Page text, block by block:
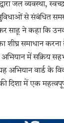
जल व्यवस्था,
से संबंधित
साहू ने कहा कि
समाधान करना
में सक्रिय
अभियान वार्ड के
दिशा में एक